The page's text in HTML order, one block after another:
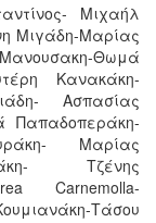
Μιχαήλ
Μιγάδη-Μαρίας
Θωμά
Κανακάκη-
Ασπασίας
Παπαδοπεράκη-
Μαρίας
Τζένης
Carnemolla-
Τάσου